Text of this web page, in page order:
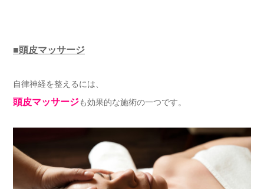
■頭皮マッサージ
自律神経を整えるには、
頭皮マッサージも効果的な施術の一つです。